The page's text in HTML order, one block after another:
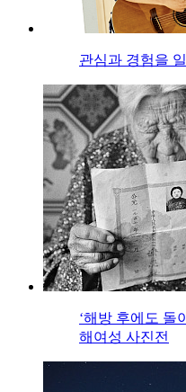
관심과 경험을
‘해방 후에도 돌
해여성 사진전